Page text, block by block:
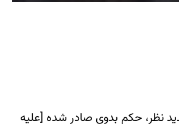
نظر، حکم بدوی صادر شده [علیه